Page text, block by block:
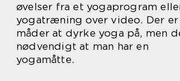
øvelser fra et yogaprogram
yogatræning over video. Der er
måder at dyrke yoga på, men
nødvendigt at man har en
yogamåtte.